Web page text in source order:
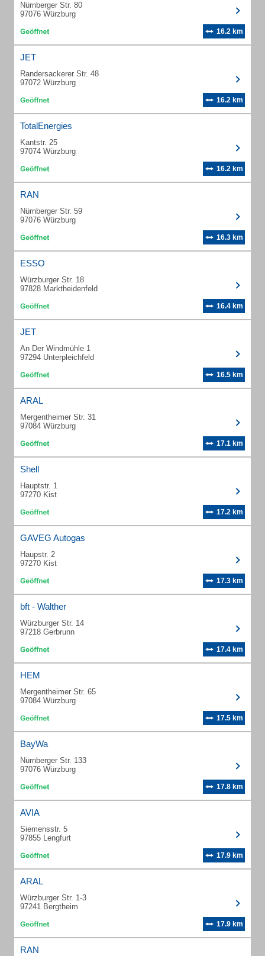
Nürnberger Str. 80
97076 Würzburg
16.2 km
JET
Randersackerer Str. 48
97072 Würzburg
16.2 km
TotalEnergies
Kantstr. 25
97074 Würzburg
16.2 km
RAN
Nürnberger Str. 59
97076 Würzburg
16.3 km
ESSO
Würzburger Str. 18
97828 Marktheidenfeld
16.4 km
JET
An Der Windmühle 1
97294 Unterpleichfeld
16.5 km
ARAL
Mergentheimer Str. 31
97084 Würzburg
17.1 km
Shell
Hauptstr. 1
97270 Kist
17.2 km
GAVEG Autogas
Haupstr. 2
97270 Kist
17.3 km
bft - Walther
Würzburger Str. 14
97218 Gerbrunn
17.4 km
HEM
Mergentheimer Str. 65
97084 Würzburg
17.5 km
BayWa
Nürnberger Str. 133
97076 Würzburg
17.8 km
AVIA
Siemensstr. 5
97855 Lengfurt
17.9 km
ARAL
Würzburger Str. 1-3
97241 Bergtheim
17.9 km
RAN